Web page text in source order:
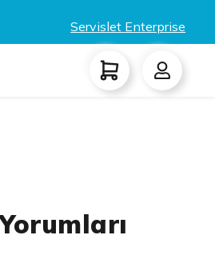
Servislet Enterprise